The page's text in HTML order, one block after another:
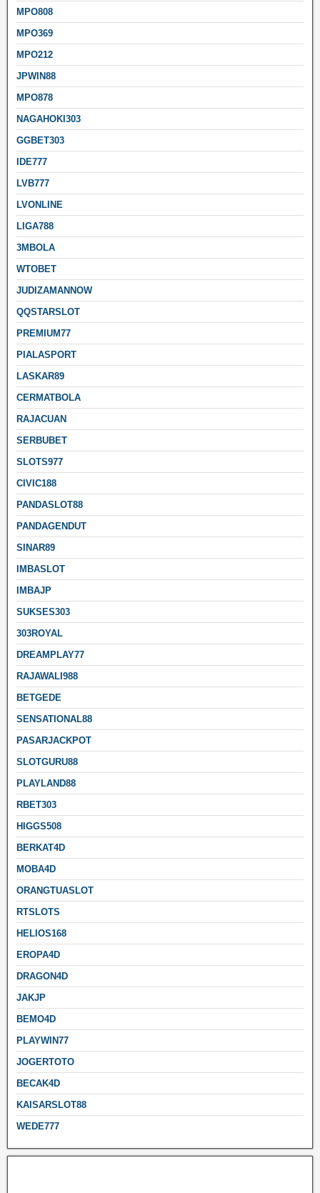
MPO808
MPO369
MPO212
JPWIN88
MPO878
NAGAHOKI303
GGBET303
IDE777
LVB777
LVONLINE
LIGA788
3MBOLA
WTOBET
JUDIZAMANNOW
QQSTARSLOT
PREMIUM77
PIALASPORT
LASKAR89
CERMATBOLA
RAJACUAN
SERBUBET
SLOTS977
CIVIC188
PANDASLOT88
PANDAGENDUT
SINAR89
IMBASLOT
IMBAJP
SUKSES303
303ROYAL
DREAMPLAY77
RAJAWALI988
BETGEDE
SENSATIONAL88
PASARJACKPOT
SLOTGURU88
PLAYLAND88
RBET303
HIGGS508
BERKAT4D
MOBA4D
ORANGTUASLOT
RTSLOTS
HELIOS168
EROPA4D
DRAGON4D
JAKJP
BEMO4D
PLAYWIN77
JOGERTOTO
BECAK4D
KAISARSLOT88
WEDE777